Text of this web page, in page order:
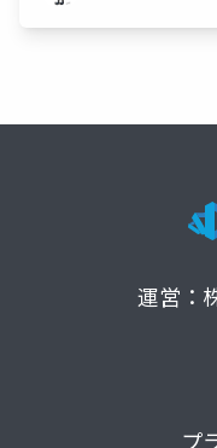
運営：
プ